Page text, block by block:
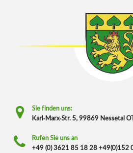
Sie finden uns:
Karl-Marx-Str. 5, 99869 Nessetal
Rufen Sie uns an
+49 (0) 3621 85 18 28 +49(0)152